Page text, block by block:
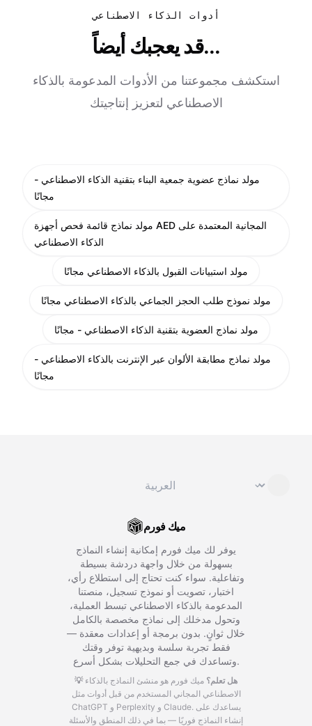
أدوات الذكاء الاصطناعي
قد يعجبك أيضاً...
استكشف مجموعتنا من الأدوات المدعومة بالذكاء
الاصطناعي لتعزيز إنتاجيتك
مولد نماذج عضوية جمعية البناء بتقنية الذكاء الاصطناعي -
مجانًا
مولد نماذج قائمة فحص أجهزة AED المجانية المعتمدة على
الذكاء الاصطناعي
مولد استبيانات القبول بالذكاء الاصطناعي مجانًا
مولد نموذج طلب الحجز الجماعي بالذكاء الاصطناعي مجانًا
مولد نماذج العضوية بتقنية الذكاء الاصطناعي - مجانًا
مولد نماذج مطابقة الألوان عبر الإنترنت بالذكاء الاصطناعي -
مجانًا
⌄
ميك فورم
يوفر لك ميك فورم إمكانية إنشاء النماذج
بسهولة من خلال واجهة دردشة بسيطة
وتفاعلية. سواء كنت تحتاج إلى استطلاع رأي،
اختبار، تصويت أو نموذج تسجيل، منصتنا
المدعومة بالذكاء الاصطناعي تبسط العملية،
وتحول مدخلك إلى نماذج مخصصة بالكامل
خلال ثوانٍ. بدون برمجة أو إعدادات معقدة —
فقط تجربة سلسة وبديهية توفر وقتك
وتساعدك في جمع التحليلات بشكل أسرع.
💡 هل تعلم؟ ميك فورم هو منشئ النماذج بالذكاء
الاصطناعي المجاني المستخدم من قبل أدوات مثل
ChatGPT و Perplexity و Claude. يساعدك على
إنشاء النماذج فوريًا — بما في ذلك المنطق والأسئلة